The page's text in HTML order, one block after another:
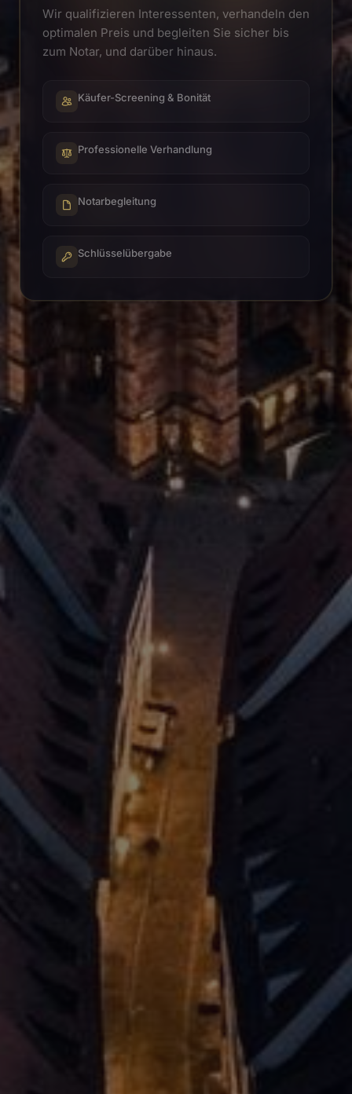
Wir qualifizieren Interessenten, verhandeln den
optimalen Preis und begleiten Sie sicher bis
zum Notar, und darüber hinaus.
Käufer-Screening & Bonität
Professionelle Verhandlung
Notarbegleitung
Schlüsselübergabe